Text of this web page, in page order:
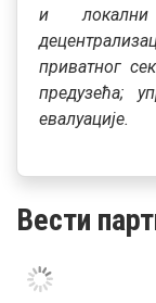
и локални
приватног
предузећа;
евалуације.
Вести